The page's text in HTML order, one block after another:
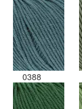
0388